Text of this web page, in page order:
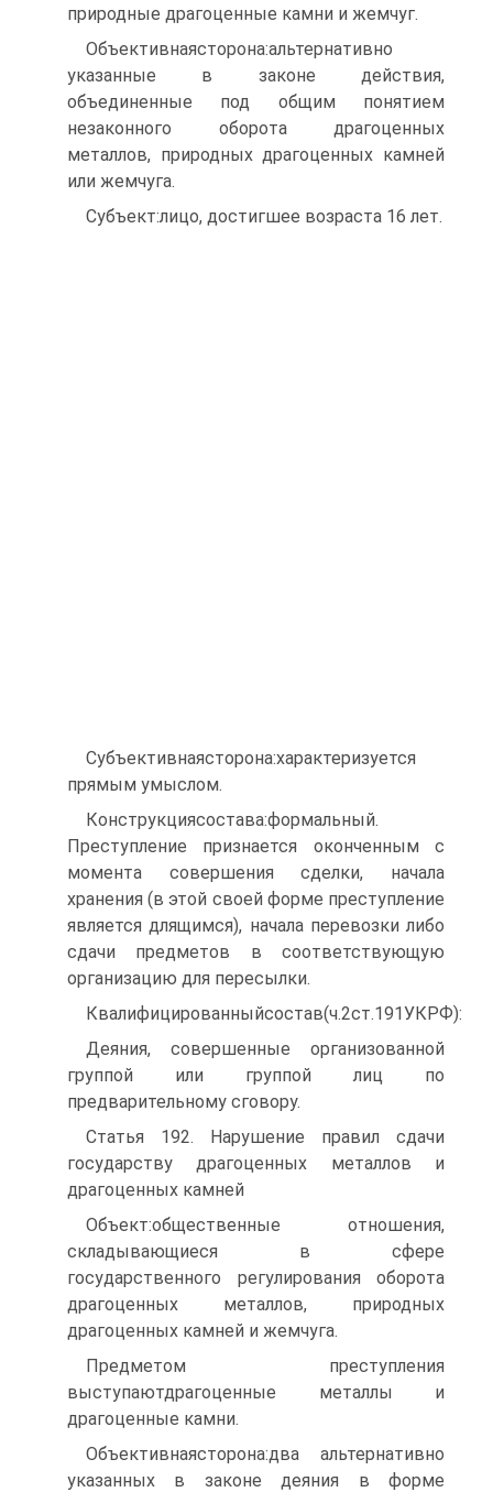
природные драгоценные камни и жемчуг.
Объективнаясторона:альтернативно
указанные в законе действия,
объединенные под общим понятием
незаконного оборота драгоценных
металлов, природных драгоценных камней
или жемчуга.
Субъект:лицо, достигшее возраста 16 лет.
Субъективнаясторона:характеризуется
прямым умыслом.
Конструкциясостава:формальный.
Преступление признается оконченным с
момента совершения сделки, начала
хранения (в этой своей форме преступление
является длящимся), начала перевозки либо
сдачи предметов в соответствующую
организацию для пересылки.
Квалифицированныйсостав(ч.2ст.191УКРФ):
Деяния, совершенные организованной
группой или группой лиц по
предварительному сговору.
Статья 192. Нарушение правил сдачи
государству драгоценных металлов и
драгоценных камней
Объект:общественные отношения,
складывающиеся в сфере
государственного регулирования оборота
драгоценных металлов, природных
драгоценных камней и жемчуга.
Предметом преступления
выступаютдрагоценные металлы и
драгоценные камни.
Объективнаясторона:два альтернативно
указанных в законе деяния в форме